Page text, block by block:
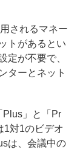
されるマネー
トがあるとい
定が不要で、
ターとネット
」と「Pr
1対1のビデオ
は、会議中の